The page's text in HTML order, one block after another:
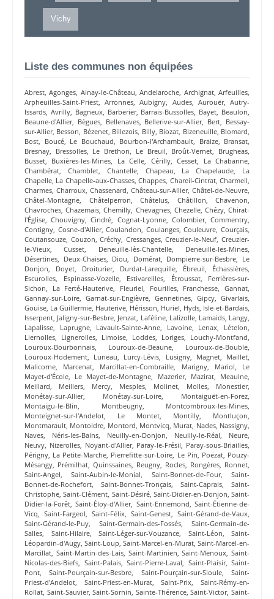
Vichy
Liste des communes non équipées
Abrest,Agonges, Ainay-le-Château,Andelaroche, Archignat,Arfeuilles,
Arpheuilles-Saint-Priest,Arronnes,Aubigny, Audes, Aurouër,Autry-
Issards, Avrilly, Bagneux, Barberier, Barrais-Bussolles, Bayet, Beaulon,
Beaune-d'Allier, Bègues, Bellenaves, Bellerive-sur-Allier, Bert, Bessay-
sur-Allier, Besson, Bézenet, Billezois, Billy, Biozat, Bizeneuille, Blomard,
Bost, Boucé, Le Bouchaud, Bourbon-l'Archambault, Braize, Bransat,
Bresnay, Bressolles, Le Brethon, Le Breuil, Broût-Vernet, Brugheas,
Busset, Buxières-les-Mines, La Celle, Cérilly,Cesset, La Chabanne,
Chambérat, Chamblet, Chantelle, Chapeau, La Chapelaude, La
Chapelle, La Chapelle-aux-Chasses,Chappes, Chareil-Cintrat,Charmeil,
Charmes, Charroux, Chassenard, Château-sur-Allier, Châtel-de-Neuvre,
Châtel-Montagne, Châtelperron, Châtelus, Châtillon, Chavenon,
Chavroches,Chazemais,Chemilly, Chevagnes, Chezelle, Chézy,Chirat-
l'Église,Chouvigny,Cindré, Cognat-Lyonne, Colombier,Commentry,
Contigny, Cosne-d'Allier,Coulandon, Coulanges,Couleuvre,Courçais,
Coutansouze, Couzon,Créchy, Cressanges,Creuzier-le-Neuf,Creuzier-
le-Vieux,Cusset, Deneuille-lès-Chantelle, Deneuille-les-Mines,
Désertines, Deux-Chaises, Diou, Domérat, Dompierre-sur-Besbre, Le
Donjon, Doyet, Droiturier, Durdat-Larequille, Ébreuil, Échassières,
Escurolles, Espinasse-Vozelle, Estivareilles, Étroussat, Ferrières-sur-
Sichon, La Ferté-Hauterive, Fleuriel, Fourilles, Franchesse,Gannat,
Gannay-sur-Loire, Garnat-sur-Engièvre, Gennetines, Gipcy, Givarlais,
Gouise, La Guillermie, Hauterive, Hérisson, Huriel, Hyds, Isle-et-Bardais,
Isserpent, Jaligny-sur-Besbre, Jenzat, Laféline, Lalizolle, Lamaids, Langy,
Lapalisse, Laprugne, Lavault-Sainte-Anne, Lavoine, Lenax, Lételon,
Liernolles, Lignerolles, Limoise, Loddes, Loriges, Louchy-Montfand,
Louroux-Bourbonnais, Louroux-de-Beaune, Louroux-de-Bouble,
Louroux-Hodement, Luneau, Lurcy-Lévis, Lusigny, Magnet, Maillet,
Malicorne, Marcenat, Marcillat-en-Combraille, Marigny, Mariol, Le
Mayet-d'École, Le Mayet-de-Montagne, Mazerier, Mazirat, Meaulne,
Meillard, Meillers, Mercy, Mesples, Molinet, Molles, Monestier,
Monétay-sur-Allier, Monétay-sur-Loire, Montaiguët-en-Forez,
Montaigu-le-Blin, Montbeugny, Montcombroux-les-Mines,
Monteignet-sur-l'Andelot, Le Montet, Montilly, Montluçon,
Montmarault, Montoldre, Montord, Montvicq, Murat, Nades, Nassigny,
Naves, Néris-les-Bains, Neuilly-en-Donjon, Neuilly-le-Réal, Neure,
Neuvy, Nizerolles, Noyant-d'Allier, Paray-le-Frésil, Paray-sous-Briailles,
Périgny, La Petite-Marche, Pierrefitte-sur-Loire, Le Pin, Poëzat, Pouzy-
Mésangy, Prémilhat, Quinssaines, Reugny, Rocles, Rongères, Ronnet,
Saint-Angel,Saint-Aubin-le-Monial, Saint-Bonnet-de-Four,Saint-
Bonnet-de-Rochefort, Saint-Bonnet-Tronçais, Saint-Caprais, Saint-
Christophe,Saint-Clément, Saint-Désiré, Saint-Didier-en-Donjon, Saint-
Didier-la-Forêt,Saint-Éloy-d'Allier, Saint-Ennemond,Saint-Étienne-de-
Vicq, Saint-Fargeol, Saint-Félix, Saint-Genest, Saint-Gérand-de-Vaux,
Saint-Gérand-le-Puy, Saint-Germain-des-Fossés, Saint-Germain-de-
Salles, Saint-Hilaire, Saint-Léger-sur-Vouzance, Saint-Léon, Saint-
Léopardin-d'Augy, Saint-Loup, Saint-Marcel-en-Murat, Saint-Marcel-en-
Marcillat, Saint-Martin-des-Lais, Saint-Martinien,Saint-Menoux, Saint-
Nicolas-des-Biefs, Saint-Palais, Saint-Pierre-Laval, Saint-Plaisir, Saint-
Pont,Saint-Pourçain-sur-Besbre, Saint-Pourçain-sur-Sioule,Saint-
Priest-d'Andelot, Saint-Priest-en-Murat,Saint-Prix,Saint-Rémy-en-
Rollat, Saint-Sauvier,Saint-Sornin, Sainte-Thérence,Saint-Victor,Saint-